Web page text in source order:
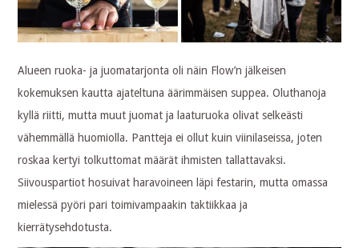
Alueen ruoka- ja juomatarjonta oli näin Flow’n jälkeisen
kokemuksen kautta ajateltuna äärimmäisen suppea. Oluthanoja
kyllä riitti, mutta muut juomat ja laaturuoka olivat selkeästi
vähemmällä huomiolla. Pantteja ei ollut kuin viinilaseissa, joten
roskaa kertyi tolkuttomat määrät ihmisten tallattavaksi.
Siivouspartiot hosuivat haravoineen läpi festarin, mutta omassa
mielessä pyöri pari toimivampaakin taktiikkaa ja
kierrätysehdotusta.